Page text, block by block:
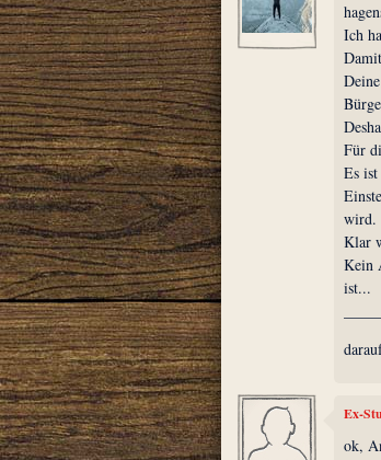
Ich
Für
Es
wird.
Klar
Kein
ist...
Ex-
ok,